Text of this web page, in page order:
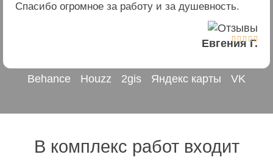
Спасибо огромное за работу и за душевность.
Евгения Г.
   
Behance Houzz 2gis Яндекс карты VK
В комплекс работ входит